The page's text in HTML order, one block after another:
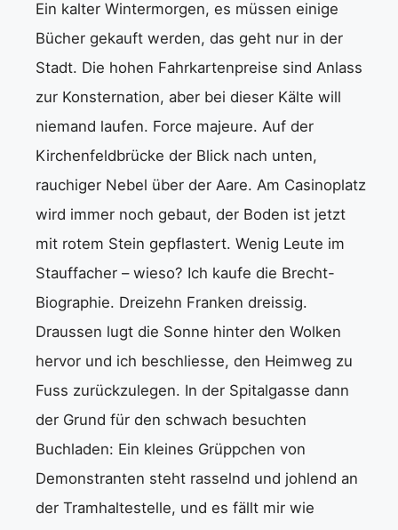
Ein kalter Wintermorgen, es müssen einige
Bücher gekauft werden, das geht nur in der
Stadt. Die hohen Fahrkartenpreise sind Anlass
zur Konsternation, aber bei dieser Kälte will
niemand laufen. Force majeure. Auf der
Kirchenfeldbrücke der Blick nach unten,
rauchiger Nebel über der Aare. Am Casinoplatz
wird immer noch gebaut, der Boden ist jetzt
mit rotem Stein gepflastert. Wenig Leute im
Stauffacher – wieso? Ich kaufe die Brecht-
Biographie. Dreizehn Franken dreissig.
Draussen lugt die Sonne hinter den Wolken
hervor und ich beschliesse, den Heimweg zu
Fuss zurückzulegen. In der Spitalgasse dann
der Grund für den schwach besuchten
Buchladen: Ein kleines Grüppchen von
Demonstranten steht rasselnd und johlend an
der Tramhaltestelle, und es fällt mir wie